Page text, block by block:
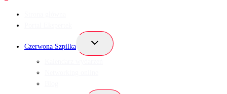
Czerwona Szpilka
Przełącz
podrzędne